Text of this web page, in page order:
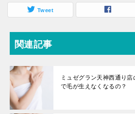
Tweet
関連記事
ミュゼグラン天神西通り
で毛が生えなくなるの？